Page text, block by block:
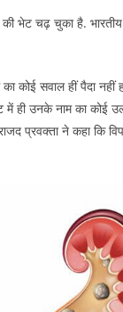
भेट चढ़ चुका है. भारतीय
कोई सवाल हीं पैदा नहीं
में ही उनके नाम का कोई
प्रवक्ता ने कहा कि